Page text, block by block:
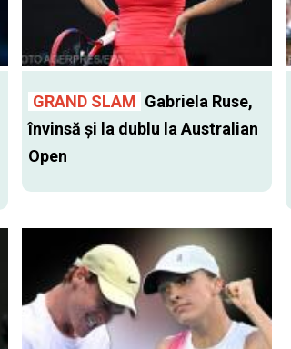
GRAND SLAM Gabriela Ruse,
învinsă şi la dublu la Australian
Open